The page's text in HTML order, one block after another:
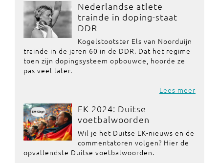
Nederlandse atlete
trainde in doping-staat
DDR
Kogelstootster Els van Noorduijn
trainde in de jaren 60 in de DDR. Dat het regime
toen zijn dopingsysteem opbouwde, hoorde ze
pas veel later.
Lees meer
EK 2024: Duitse
voetbalwoorden
Wil je het Duitse EK-nieuws en de
commentatoren volgen? Hier de
opvallendste Duitse voetbalwoorden.